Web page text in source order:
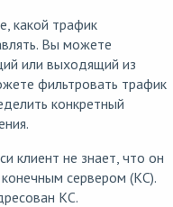
какой трафик
Вы можете
или выходящий из
фильтровать трафик
конкретный
клиент не знает, что он
сервером (КС).
КС.